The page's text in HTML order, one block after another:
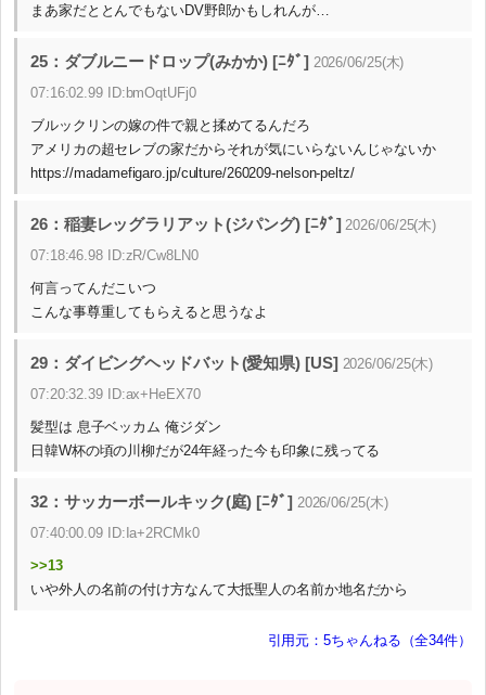
まあ家だととんでもないDV野郎かもしれんが…
25：ダブルニードロップ(みかか) [ﾆﾀﾞ] 2026/06/25(木)
07:16:02.99 ID:bmOqtUFj0
ブルックリンの嫁の件で親と揉めてるんだろ
アメリカの超セレブの家だからそれが気にいらないんじゃないか
https://madamefigaro.jp/culture/260209-nelson-peltz/
26：稲妻レッグラリアット(ジパング) [ﾆﾀﾞ] 2026/06/25(木)
07:18:46.98 ID:zR/Cw8LN0
何言ってんだこいつ
こんな事尊重してもらえると思うなよ
29：ダイビングヘッドバット(愛知県) [US] 2026/06/25(木)
07:20:32.39 ID:ax+HeEX70
髪型は 息子ベッカム 俺ジダン
日韓W杯の頃の川柳だが24年経った今も印象に残ってる
32：サッカーボールキック(庭) [ﾆﾀﾞ] 2026/06/25(木)
07:40:00.09 ID:Ia+2RCMk0
>>13
いや外人の名前の付け方なんて大抵聖人の名前か地名だから
引用元：5ちゃんねる（全34件）